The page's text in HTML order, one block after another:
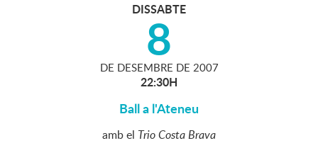
DISSABTE
8
DE DESEMBRE DE 2007
22:30H
Ball a l'Ateneu
amb el Trio Costa Brava